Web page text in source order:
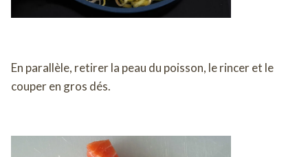
En parallèle, retirer la peau du poisson, le rincer et le
couper en gros dés.